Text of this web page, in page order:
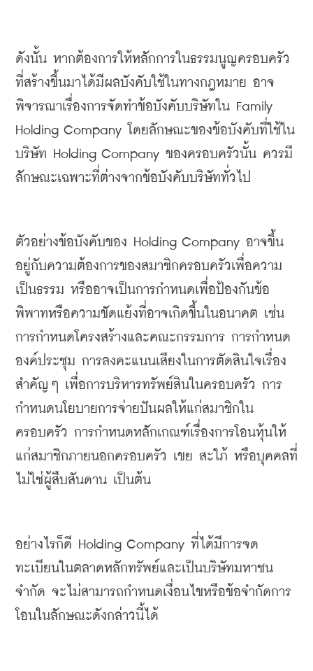
ดังนั้น หากต้องการให้หลักการในธรรมนูญครอบครัว
ที่สร้างขึ้นมาได้มีผลบังคับใช้ในทางกฎหมาย อาจ
พิจารณาเรื่องการจัดทำข้อบังคับบริษัทใน Family
Holding Company โดยลักษณะของข้อบังคับที่ใช้ใน
บริษัท Holding Company ของครอบครัวนั้น ควรมี
ลักษณะเฉพาะที่ต่างจากข้อบังคับบริษัททั่วไป
ตัวอย่างข้อบังคับของ Holding Company อาจขึ้น
อยู่กับความต้องการของสมาชิกครอบครัวเพื่อความ
เป็นธรรม หรืออาจเป็นการกำหนดเพื่อป้องกันข้อ
พิพาทหรือความขัดแย้งที่อาจเกิดขึ้นในอนาคต เช่น
การกำหนดโครงสร้างและคณะกรรมการ การกำหนด
องค์ประชุม การลงคะแนนเสียงในการตัดสินใจเรื่อง
สำคัญๆ เพื่อการบริหารทรัพย์สินในครอบครัว การ
กำหนดนโยบายการจ่ายปันผลให้แก่สมาชิกใน
ครอบครัว การกำหนดหลักเกณฑ์เรื่องการโอนหุ้นให้
แก่สมาชิกภายนอกครอบครัว
เขย สะใภ้ หรือบุคคลที่
ไม่ใช่ผู้สืบสันดาน เป็นต้น
อย่างไรก็ดี Holding Company ที่ได้มีการจด
ทะเบียนในตลาดหลักทรัพย์และเป็นบริษัทมหาชน
จำกัด จะไม่สามารถกำหนดเงื่อนไขหรือข้อจำกัดการ
โอนในลักษณะดังกล่าวนี้ได้